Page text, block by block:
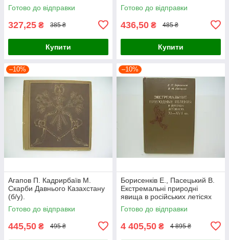
Готово до відправки
327,25 ₴ 385 ₴
Купити
Готово до відправки
436,50 ₴ 485 ₴
Купити
–10%
Агапов П. Кадрирбаїв М.
Скарби Давнього Казахстану
(б/у).
Готово до відправки
445,50 ₴ 495 ₴
–10%
Борисенків Е., Пасецький В.
Екстремальні природні
явища в російських летісях
XI-XVII вв. (б/у).
Готово до відправки
4 405,50 ₴ 4 895 ₴